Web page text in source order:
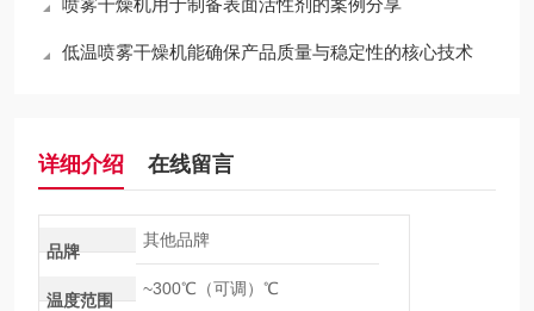
喷雾干燥机用于制备表面活性剂的案例分享
低温喷雾干燥机能确保产品质量与稳定性的核心技术
详细介绍 在线留言
品牌
其他品牌
温度范围
~300℃（可调）℃